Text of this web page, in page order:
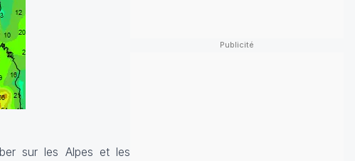
sur les Alpes et les